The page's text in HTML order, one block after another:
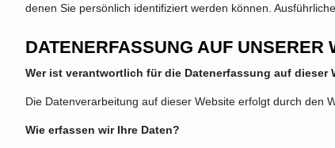
denen Sie persönlich identifiziert werden können.
DATENERFASSUNG AUF UNSERER
Wer ist verantwortlich für die Datenerfassung auf dieser
Die Datenverarbeitung auf dieser Website erfolgt durch den
Wie erfassen wir Ihre Daten?